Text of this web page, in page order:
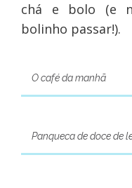
chá e bolo (e
bolinho passar!).
O café da manhã
Panqueca de doce de